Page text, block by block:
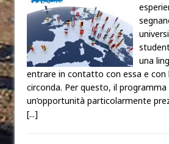
una
entrare in contatto con essa e con
circonda. Per questo, il programma
un’opportunità particolarmente
[...]